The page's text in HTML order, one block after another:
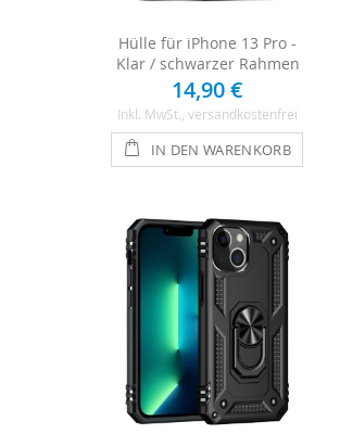
Hülle für iPhone 13 Pro -
Klar / schwarzer Rahmen
14,90 €
Inkl. MwSt., versandkostenfrei
IN DEN WARENKORB